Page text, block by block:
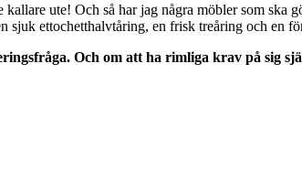
ute! Och så har jag några möbler som ska
sjuk ettochetthalvtåring, en frisk treåring och en
Och om att ha rimliga krav på sig